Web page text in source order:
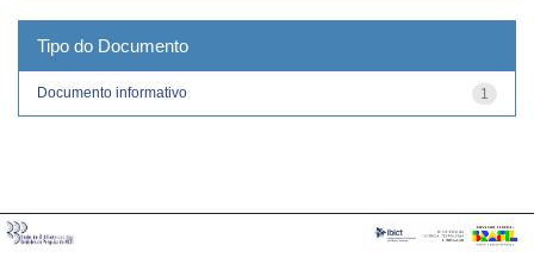
Tipo do Documento
1
Documento informativo